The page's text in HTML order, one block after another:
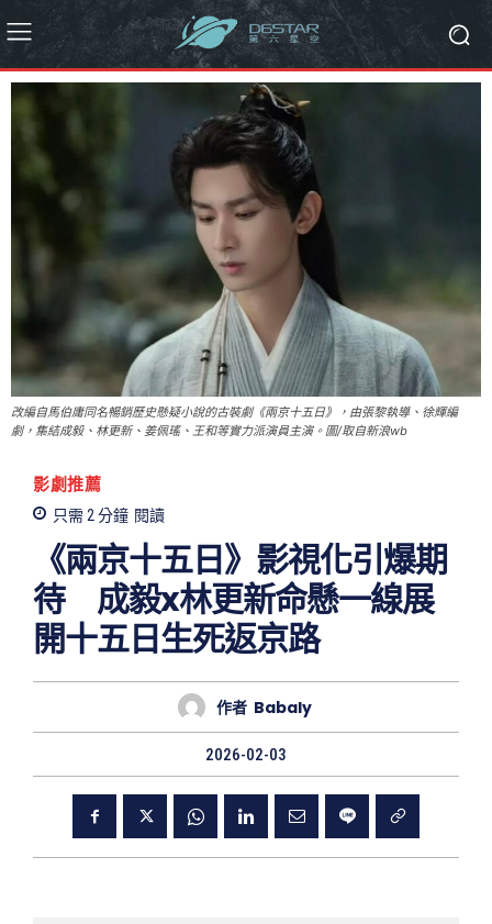
改編自馬伯庸同名暢銷歷史懸疑小說的古裝劇《兩京十五日》，由張黎執導、徐輝編
劇，集結成毅、林更新、姜佩瑤、王和等實力派演員主演。圖/取自新浪wb
影劇推薦
只需 2分鐘 閱讀
《兩京十五日》影視化引爆期
待 成毅x林更新命懸一線展
開十五日生死返京路
作者 Babaly
2026-02-03